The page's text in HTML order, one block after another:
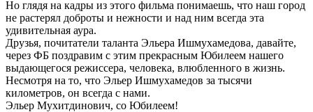
Но глядя на кадры из этого фильма понимаешь, что наш город
не растерял доброты и нежности и над ним всегда эта
удивительная аура.
Друзья, почитатели таланта Эльера Ишмухамедова, давайте,
через ФБ поздравим с этим прекрасным Юбилеем нашего
выдающегося режиссера, человека, влюбленного в жизнь.
Несмотря на то, что Эльер Ишмухамедов за тысячи
километров, он всегда с нами.
Эльер Мухитдинович, со Юбилеем!